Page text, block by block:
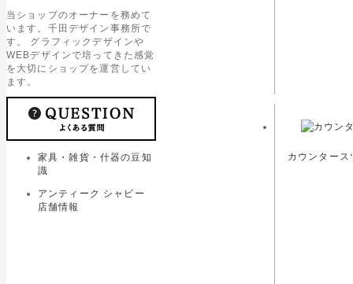
当ショップのオーナーを務めて
います。千田デザイン事務所で
す。 グラフィックデザインや
WEBデザインで培ってきた感覚
を大切にショップを運営してい
ます。
家具・雑貨・什器の豆知
識
アンティーク シャビー
店舗情報
カウンター